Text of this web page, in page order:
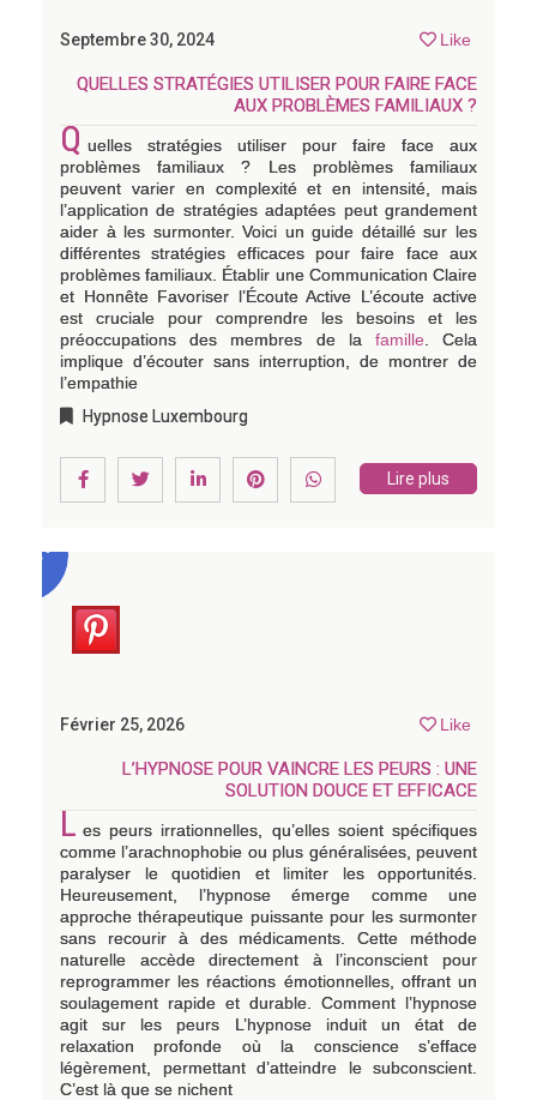
Septembre 30, 2024 Like
QUELLES STRATÉGIES UTILISER POUR FAIRE FACE
AUX PROBLÈMES FAMILIAUX ?
Q uelles stratégies utiliser pour faire face aux
problèmes familiaux ? Les problèmes familiaux
peuvent varier en complexité et en intensité, mais
l’application de stratégies adaptées peut grandement
aider à les surmonter. Voici un guide détaillé sur les
différentes stratégies efficaces pour faire face aux
problèmes familiaux. Établir une Communication Claire
et Honnête Favoriser l’Écoute Active L’écoute active
est cruciale pour comprendre les besoins et les
préoccupations des membres de la famille . Cela
implique d’écouter sans interruption, de montrer de
l’empathie
Hypnose Luxembourg
Lire plus
Février 25, 2026 Like
L’HYPNOSE POUR VAINCRE LES PEURS : UNE
SOLUTION DOUCE ET EFFICACE
L es peurs irrationnelles, qu’elles soient spécifiques
comme l’arachnophobie ou plus généralisées, peuvent
paralyser le quotidien et limiter les opportunités.
Heureusement, l’hypnose émerge comme une
approche thérapeutique puissante pour les surmonter
sans recourir à des médicaments. Cette méthode
naturelle accède directement à l’inconscient pour
reprogrammer les réactions émotionnelles, offrant un
soulagement rapide et durable. Comment l’hypnose
agit sur les peurs L’hypnose induit un état de
relaxation profonde où la conscience s’efface
légèrement, permettant d’atteindre le subconscient.
C’est là que se nichent